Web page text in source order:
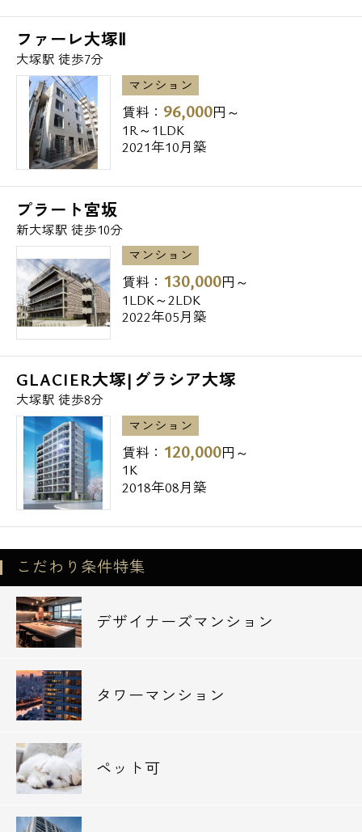
ファーレ大塚Ⅱ
大塚駅 徒歩7分
マンション
賃料： 96,000円～
1R～1LDK
2021年10月築
プラート宮坂
新大塚駅 徒歩10分
マンション
賃料： 130,000円～
1LDK～2LDK
2022年05月築
GLACIER大塚|グラシア大塚
大塚駅 徒歩8分
マンション
賃料： 120,000円～
1K
2018年08月築
こだわり条件特集
デザイナーズマンション
タワーマンション
ペット可